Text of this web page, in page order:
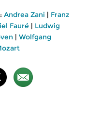
Andrea Zani | Franz
Fauré | Ludwig
| Wolfgang